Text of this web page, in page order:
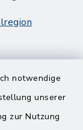
notwendige
unserer
zur Nutzung